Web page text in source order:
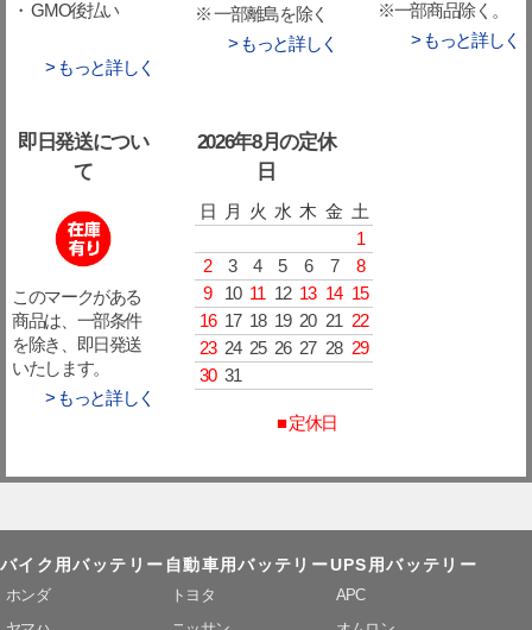
・ GMO後払い
> もっと詳しく
※ 一部離島を除く
> もっと詳しく
※一部商品除く。
> もっと詳しく
即日発送につい
て
このマークがある
商品は、一部条件
を除き、即日発送
いたします。
> もっと詳しく
2026年8月の定休
日
日 月 火 水 木 金 土
1
2
3 4 5 6 7
8
9
10 11 12 13 14 15
16 17 18 19 20 21 22
23 24 25 26 27 28 29
30 31
■ 定休日
バイク用バッテリー
ホンダ
自動車用バッテリー
トヨタ
UPS用バッテリー
APC